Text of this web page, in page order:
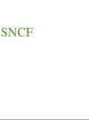
SNCF